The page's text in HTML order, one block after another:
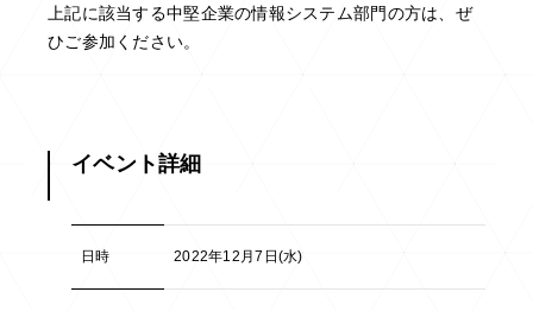
上記に該当する中堅企業の情報システム部門の方は、ぜ
ひご参加ください。
イベント詳細
日時 2022年12月7日(水)